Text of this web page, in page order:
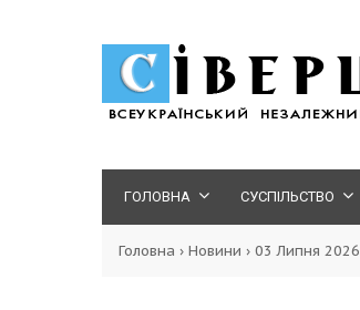
ГОЛОВНА СУСПІЛЬСТВО
Головна › Новини › 03 Липня 2026